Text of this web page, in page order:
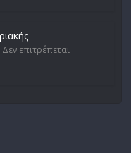
Δεν επιτρέπεται